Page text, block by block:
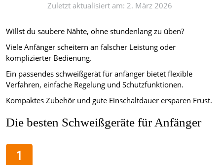
Zuletzt aktualisiert am: 2. März 2026
Willst du saubere Nähte, ohne stundenlang zu üben?
Viele Anfänger scheitern an falscher Leistung oder
komplizierter Bedienung.
Ein passendes schweißgerät für anfänger bietet flexible
Verfahren, einfache Regelung und Schutzfunktionen.
Kompaktes Zubehör und gute Einschaltdauer ersparen Frust.
Die besten Schweißgeräte für Anfänger